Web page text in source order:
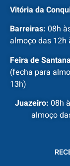
Vitória da
Barreiras: 08h
almoço das 12h
Feira de
(fecha para
13h)
Juazeiro: 08h
almoço